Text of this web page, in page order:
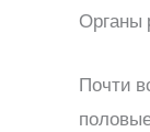
Органы
Почти